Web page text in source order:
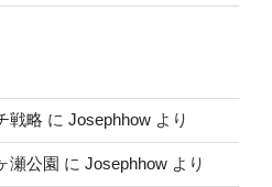
戦略 に Josephhow より
瀬公園 に Josephhow より